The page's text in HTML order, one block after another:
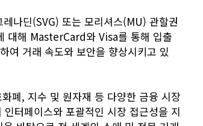
나딘(SVG) 또는 모리셔스(MU) 관할권
대해 MasterCard와 Visa를 통해 입출
여 거래 속도와 보안을 향상시키고 있
폐, 지수 및 원자재 등 다양한 금융 시장
터페이스와 포괄적인 시장 접근성을 지